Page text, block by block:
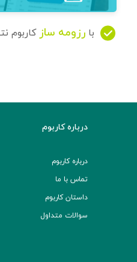
با رزومه ساز کاربوم
درباره کاربوم
درباره کاربوم
تماس با ما
داستان کاربوم
سوالات متداول